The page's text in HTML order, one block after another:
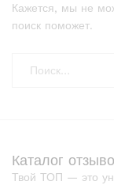
Кажется, мы не
поиск поможет.
Каталог
Твой ТОП — это